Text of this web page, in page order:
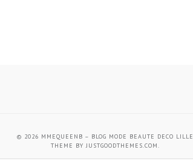
© 2026 MMEQUEENB – BLOG MODE BEAUTE DECO LILLE
THEME BYJUSTGOODTHEMES.COM.